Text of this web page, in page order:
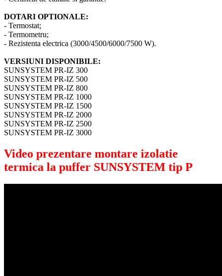
DOTARI OPTIONALE:
- Termostat;
- Termometru;
- Rezistenta electrica (3000/4500/6000/7500 W).
VERSIUNI DISPONIBILE:
SUNSYSTEM PR-IZ 300
SUNSYSTEM PR-IZ 500
SUNSYSTEM PR-IZ 800
SUNSYSTEM PR-IZ 1000
SUNSYSTEM PR-IZ 1500
SUNSYSTEM PR-IZ 2000
SUNSYSTEM PR-IZ 2500
SUNSYSTEM PR-IZ 3000
Video prezentare montare izolatie
termica la puffer SUNSYSTEM tip P